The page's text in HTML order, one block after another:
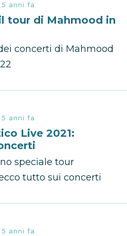
5 anni fa
tour di Mahmood in
concerti di Mahmood
5 anni fa
Live 2021:
speciale tour
tutto sui concerti
5 anni fa